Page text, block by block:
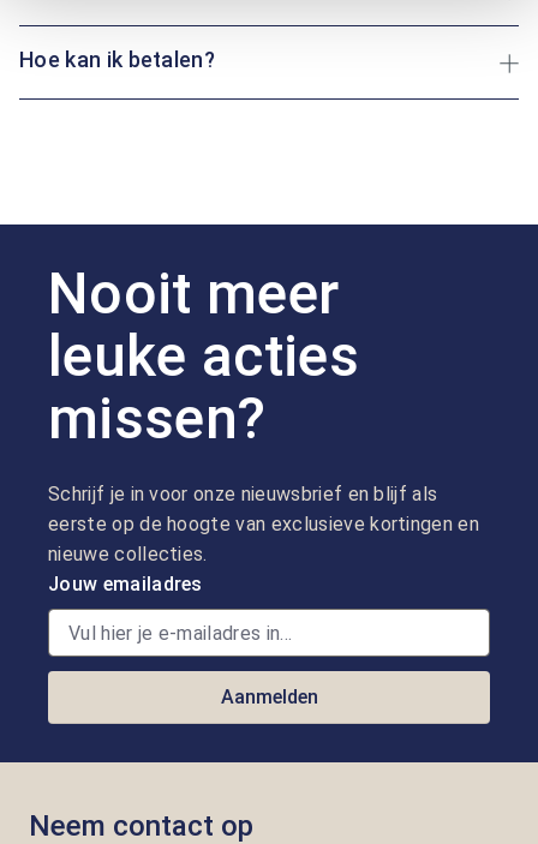
Hoe kan ik betalen?
Nooit meer
leuke acties
missen?
Schrijf je in voor onze nieuwsbrief en blijf als
eerste op de hoogte van exclusieve kortingen en
nieuwe collecties.
Jouw emailadres
Aanmelden
Neem contact op